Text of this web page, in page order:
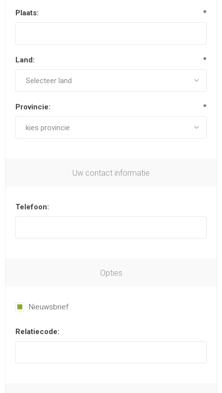
Plaats: *
Land: *
Provincie: *
Uw contact informatie
Telefoon:
Opties
Nieuwsbrief
Relatiecode: